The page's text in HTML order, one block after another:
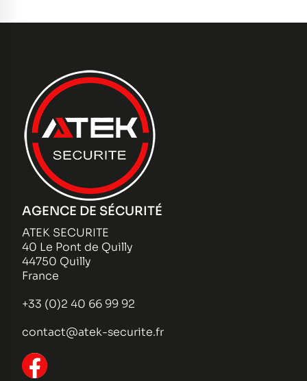
AGENCE DE SÉCURITÉ
ATEK SECURITE
40 Le Pont de Quilly
44750 Quilly
France
+33 (0)2 40 66 99 92
contact@atek-securite.fr